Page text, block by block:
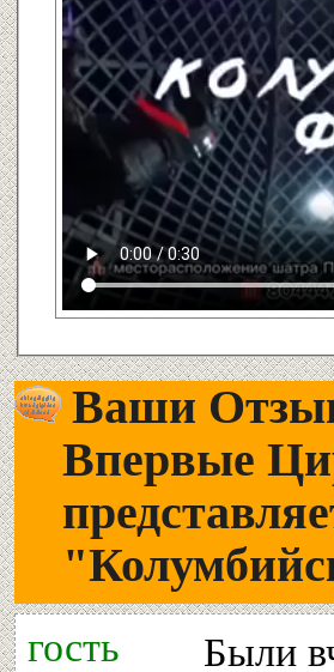
Ваши
Впервые
гость
Были